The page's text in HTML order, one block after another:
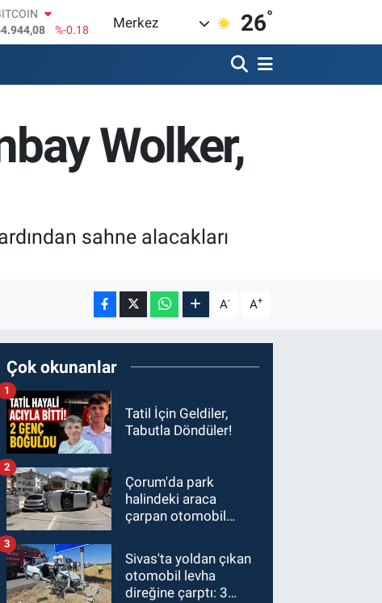
%0.18
6660.55
BİST100
%-14
Merkez 26°
Wolker,
sahne alacakları
A- A+
Çok okunanlar
Tatil İçin Geldiler,
Tabutla Döndüler!
1
Çorum'da park
halindeki araca
çarpan otomobil
2
Sivas'ta yoldan çıkan
otomobil levha
direğine çarptı: 3
3